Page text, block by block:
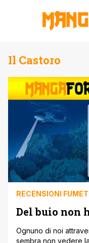
Il Castoro
RECENSIONI
Del buio non
Ognuno di noi
sembra non vedere